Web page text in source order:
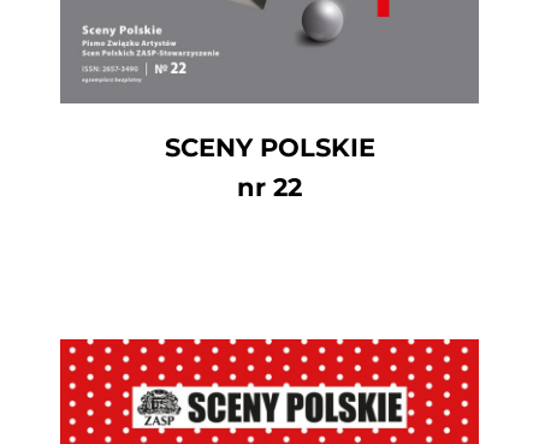
SCENY POLSKIE
nr 22